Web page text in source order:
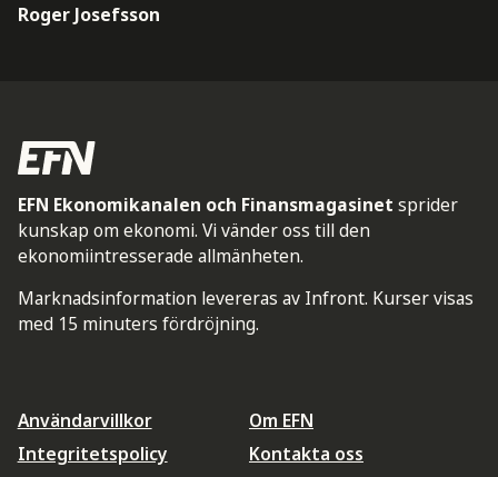
Roger Josefsson
EFN Ekonomikanalen och Finansmagasinet sprider
kunskap om ekonomi. Vi vänder oss till den
ekonomiintresserade allmänheten.
Marknadsinformation levereras av Infront. Kurser visas
med 15 minuters fördröjning.
Användarvillkor
Integritetspolicy
Om EFN
Kontakta oss